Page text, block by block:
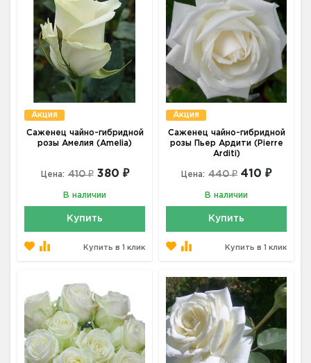
Акция
Саженец чайно-гибридной
розы Амелия (Amelia)
Цена: 410 ₽ 380 ₽
В наличии
Купить
Купить в 1 клик
Акция
Саженец чайно-гибридной
розы Пьер Ардити (Pierre
Arditi)
Цена: 440 ₽ 410 ₽
В наличии
Купить
Купить в 1 клик